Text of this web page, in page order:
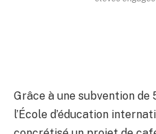
Grâce à une subvention de
l’École d’éducation